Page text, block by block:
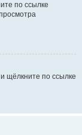
по ссылке
щёлкните по ссылке